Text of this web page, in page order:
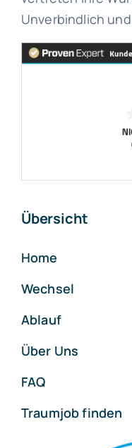
Unverbindlich
Übersicht
Home
Wechsel
Ablauf
Über Uns
FAQ
Traumjob finden